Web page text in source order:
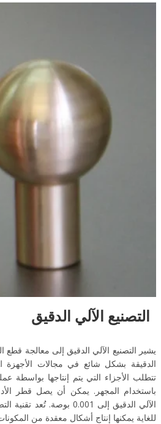
التصنيع الآلي الدقيق
يشير التصنيع الآلي الدقيق إلى معالجة قطع
الدقيقة بشكل شائع في مجالات الأجهزة
تتطلب الأجزاء التي يتم إنتاجها بواسطة
باستخدام المجهر. يمكن أن يصل قطر
الآلي الدقيق إلى 0.001
للغاية يمكنها إنتاج أشكال معقدة من